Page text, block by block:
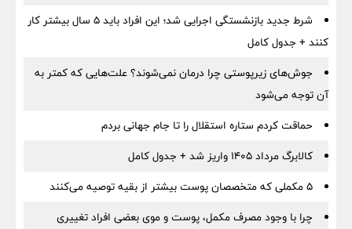
شرط جدید بازنشستگی اجرایی شد؛ این افراد باید ۵ سال بیشتر کار
کنند + جدول کامل
جوش‌های زیرپوستی چرا درمان نمی‌شوند؟ علت‌هایی که کمتر به
آن توجه می‌شود
حماقت کردم ستاره استقلال را تا جام جهانی بردم
کالابرگ مرداد ۱۴۰۵ واریز شد + جدول کامل
۵ مکملی که متخصصان پوست بیشتر از بقیه توصیه می‌کنند
چرا با وجود مصرف مکمل، پوست و موی بعضی افراد تغییری